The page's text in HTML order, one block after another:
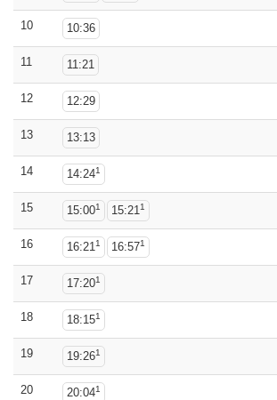
10 10:36
11 11:21
12 12:29
13 13:13
14 14:241
15 15:001 15:211
16 16:211 16:571
17 17:201
18 18:151
19 19:261
20 20:041